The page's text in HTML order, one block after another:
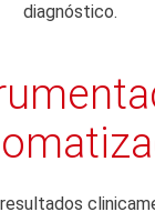
diagnóstico.